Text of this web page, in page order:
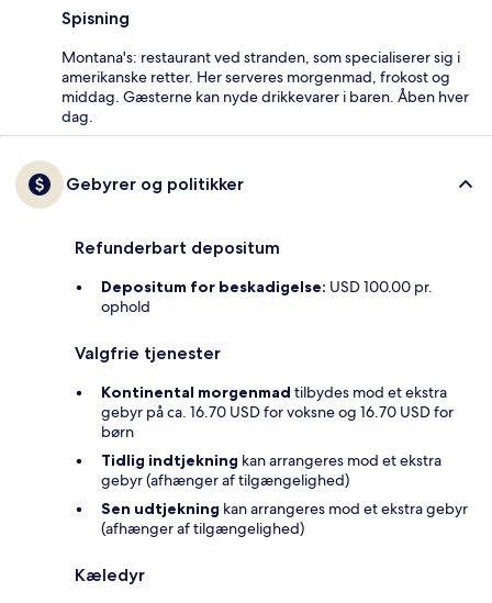
Spisning
Montana's: restaurant ved stranden, som specialiserer sig i
amerikanske retter. Her serveres morgenmad, frokost og
middag. Gæsterne kan nyde drikkevarer i baren. Åben hver
dag.
Gebyrer og politikker
Refunderbart depositum
Depositum for beskadigelse: USD 100.00 pr.
ophold
Valgfrie tjenester
Kontinental morgenmad tilbydes mod et ekstra
gebyr på ca. 16.70 USD for voksne og 16.70 USD for
børn
Tidlig indtjekning kan arrangeres mod et ekstra
gebyr (afhænger af tilgængelighed)
Sen udtjekning kan arrangeres mod et ekstra gebyr
(afhænger af tilgængelighed)
Kæledyr